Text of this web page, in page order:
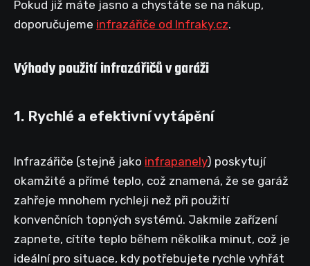
Pokud již máte jasno a chystáte se na nákup,
doporučujeme infrazářiče od Infraky.cz.
Výhody použití infrazářičů v garáži
1. Rychlé a efektivní vytápění
Infrazářiče (stejně jako infrapanely) poskytují
okamžité a přímé teplo, což znamená, že se garáž
zahřeje mnohem rychleji než při použití
konvenčních topných systémů. Jakmile zařízení
zapnete, cítíte teplo během několika minut, což je
ideální pro situace, kdy potřebujete rychle vyhřát